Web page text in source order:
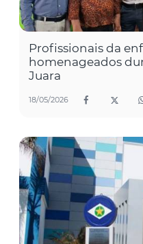
Profissionais da
homenageados
Juara
18/05/2026